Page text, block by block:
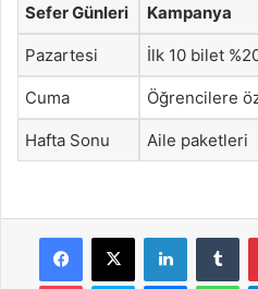
Sefer Günleri Kampanya
Pazartesi İlk 10 bilet
Cuma Öğrencilere
Hafta Sonu Aile paketleri
Facebook
X LinkedIn
Pocket Skype